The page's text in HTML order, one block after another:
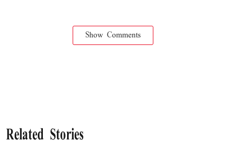
Show Comments
Related Stories